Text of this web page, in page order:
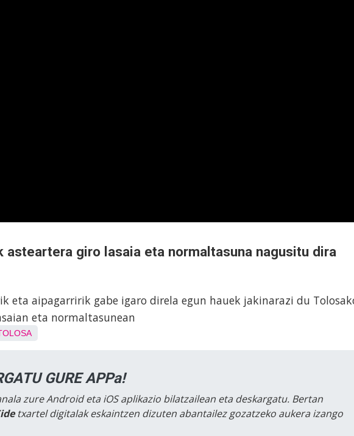
asteartera giro lasaia eta normaltasuna nagusitu dira
eta aipagarririk gabe igaro direla egun hauek jakinarazi du
eta normaltasunean
GURE APPa!
zure Android eta iOS aplikazio bilatzailean eta deskargatu. Bertan
txartel digitalak eskaintzen dizuten abantailez gozatzeko aukera izango